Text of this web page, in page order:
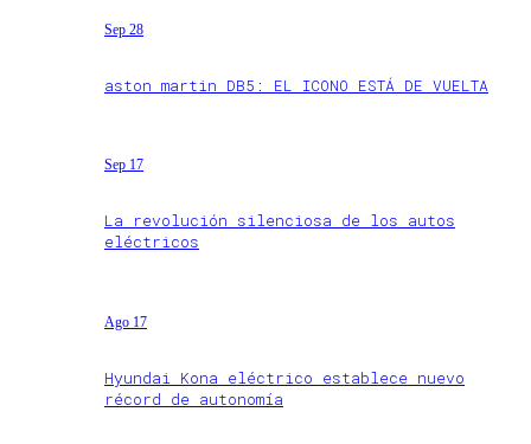
Sep 28
aston martin DB5: EL ICONO ESTÁ DE VUELTA
Sep 17
La revolución silenciosa de los autos
eléctricos
Ago 17
Hyundai Kona eléctrico establece nuevo
récord de autonomía